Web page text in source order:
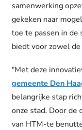
samenwerking
gekeken naar
toe te passen in
biedt voor zowel
"Met deze
gemeente Den
belangrijke stap
onze stad. Door de
van HTM-te